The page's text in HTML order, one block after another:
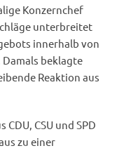
Konzernchef
unterbreitet
innerhalb von
beklagte
Reaktion aus
CSU und SPD
zu einer